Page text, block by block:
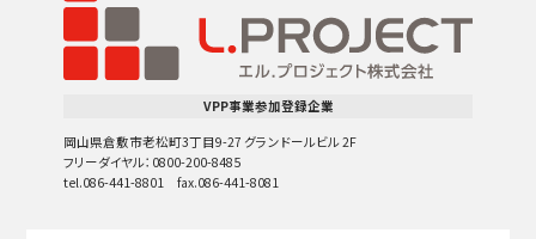
VPP事業参加登録企業
岡山県倉敷市老松町3丁目9-27 グランドールビル 2F
フリーダイヤル：0800-200-8485
tel.086-441-8801 fax.086-441-8081